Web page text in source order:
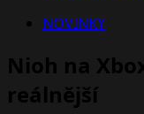
NOVINKY
Nioh na
reálnější